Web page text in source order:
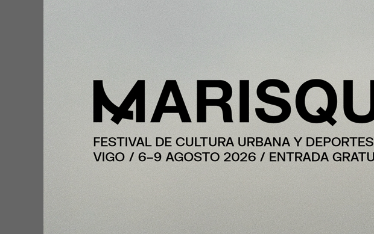
disponiendo nuestra garantía de un año y la posibilidad de una financiación
camiones transparentes para que, a modo de vitrinas, pudieran entregar los
automóviles en los domicilios de los compradores. Una estrategia que
dar a conocer la marca”, según indica Konrad
Selerski.
Un servicio único y con carisma
Portugal del grupo Auto1 señala que uno de los principales factores que
diferencian aAutohero de la competencia es que se trata de una
plataforma online de venta de vehículos de ocasión” que permite llevar a